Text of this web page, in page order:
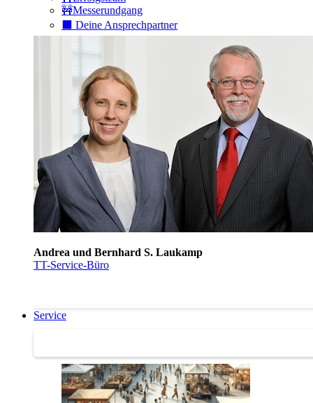
🚧Messerundgang
⬛️ Deine Ansprechpartner
Andrea und Bernhard S. Laukamp
TT-Service-Büro
Service